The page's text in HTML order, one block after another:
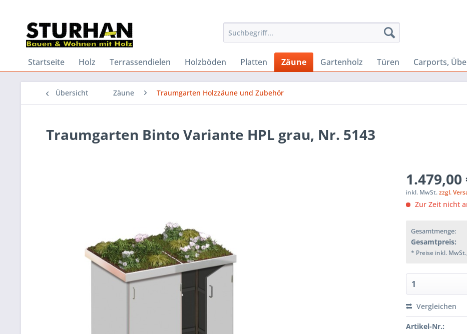
Startseite Holz Terrassendielen Holzböden Platten Zäune Gartenholz Türen Carports,
Übersicht Zäune Traumgarten Holzzäune und Zubehör
Traumgarten Binto Variante HPL grau, Nr. 5143
1.479,00
inkl. MwSt.zzgl.
Zur Zeit nicht
Gesamtmenge:
Gesamtpreis:
* Preise inkl.
Vergleichen
Artikel-Nr.: